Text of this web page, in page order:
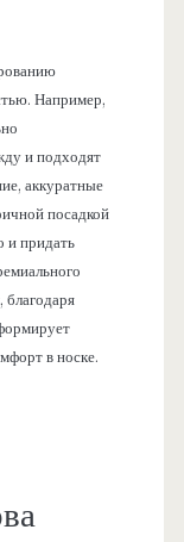
Например,
и подходят
аккуратные
посадкой
и придать
благодаря
в носке.